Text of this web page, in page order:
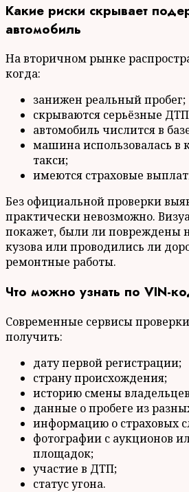
Какие риски скрывает
автомобиль
На вторичном рынке
когда:
занижен реальный пробег;
скрываются серьёзные
автомобиль числится в
машина использовалась в
такси;
имеются страховые
Без официальной проверки
практически невозможно.
покажет, были ли повреждены
кузова или проводились ли
ремонтные работы.
Что можно узнать по VIN-
Современные сервисы
получить:
дату первой регистрации;
страну происхождения;
историю смены
данные о пробеге из
информацию о страховых
фотографии с аукционов
площадок;
участие в ДТП;
статус угона.